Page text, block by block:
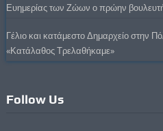
Ευημερίας των Ζώων ο πρώην
Γέλιο και κατάμεστο Δημαρχείο στην
«Κατάλαθος Τρελαθήκαμε»
Follow Us